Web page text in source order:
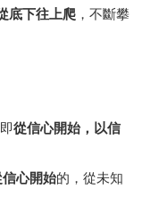
底下往上爬 ，不斷攀
從信心開始，以信
信心開始的，從未知